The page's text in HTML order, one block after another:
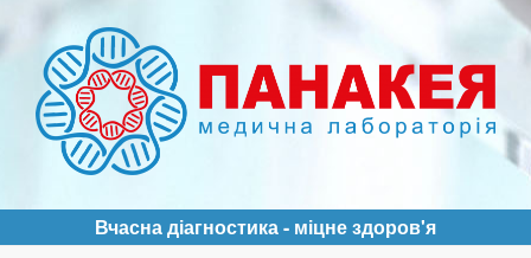
вмісту
ПАНАКЕЯ
Вчасна діагностика - міцне здоров'я